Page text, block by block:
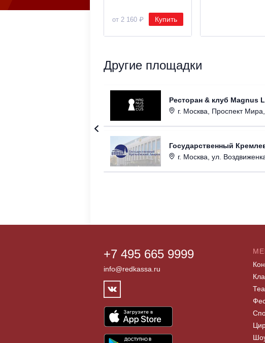
от 2 160 ₽ Купить
Другие площадки
Ресторан & клуб Magnus
г. Москва, Проспект
Государственный
г. Москва, ул.
+7 495 665 9999
info@redkassa.ru